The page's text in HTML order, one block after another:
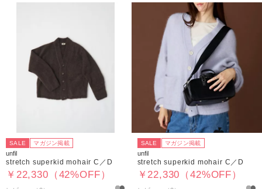
SALE マガジン掲載
unfil
stretch superkid mohair C／D
￥22,330（42%OFF）
SALE マガジン掲載
unfil
stretch superkid mohair C／D
￥22,330（42%OFF）